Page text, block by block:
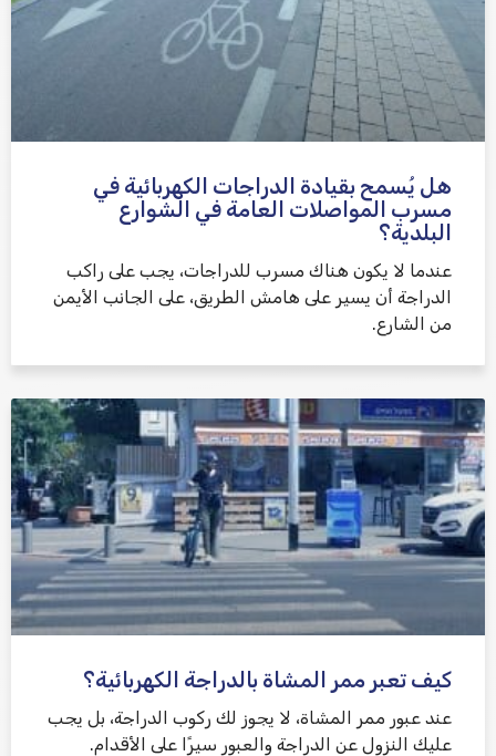
هل يُسمح بقيادة الدراجات الكهربائية في
مسرب المواصلات العامة في الشوارع
البلدية؟
عندما لا يكون هناك مسرب للدراجات، يجب على راكب
الدراجة أن يسير على هامش الطريق، على الجانب الأيمن
من الشارع.
كيف تعبر ممر المشاة بالدراجة الكهربائية؟
عند عبور ممر المشاة، لا يجوز لك ركوب الدراجة، بل يجب
عليك النزول عن الدراجة والعبور سيرًا على الأقدام.